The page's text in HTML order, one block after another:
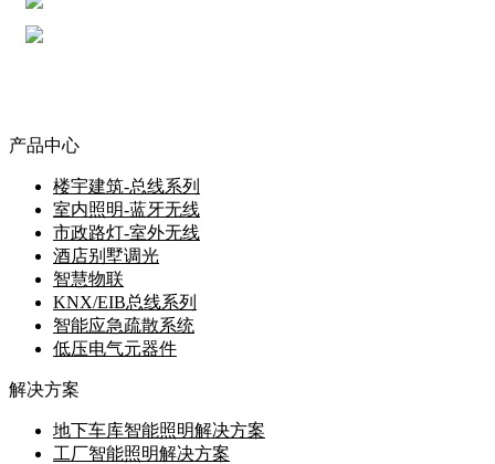
产品中心
楼宇建筑-总线系列
室内照明-蓝牙无线
市政路灯-室外无线
酒店别墅调光
智慧物联
KNX/EIB总线系列
智能应急疏散系统
低压电气元器件
解决方案
地下车库智能照明解决方案
工厂智能照明解决方案